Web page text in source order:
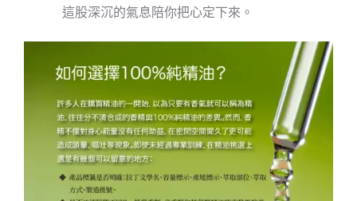
這股深沉的氣息陪你把心定下來。